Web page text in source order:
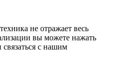
не отражает весь
вы можете нажать
с нашим